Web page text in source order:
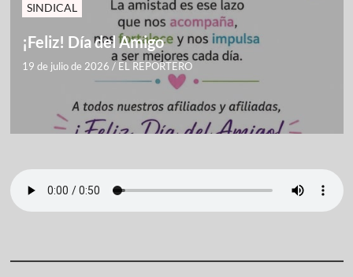
SINDICAL
¡Feliz! Día del Amigo
19 de julio de 2026 / EL REPORTERO